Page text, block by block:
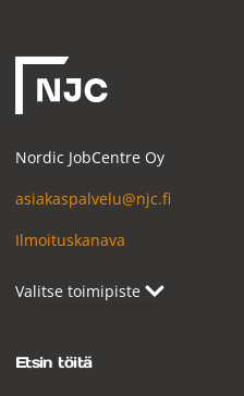
Nordic JobCentre Oy
asiakaspalvelu@njc.fi
Ilmoituskanava
Etsin töitä